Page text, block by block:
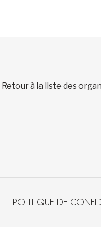
Retour à la liste des
POLITIQUE DE